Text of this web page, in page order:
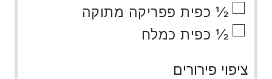
▢
½ כפית פפריקה מתוקה
▢
½ כפית כמלח
ציפוי פירורים